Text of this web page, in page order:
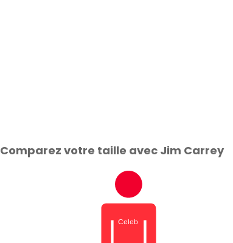
Comparez votre taille avec Jim Carrey